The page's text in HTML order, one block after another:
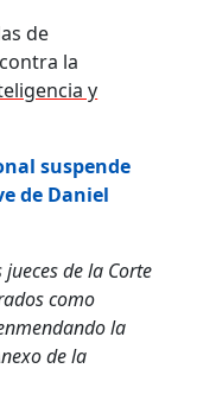
de
la
y
suspende
de Daniel
de la Corte
como
la
de la